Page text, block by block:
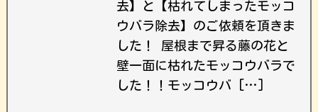
去】と【枯れてしまったモッコ
ウバラ除去】のご依頼を頂きま
した！ 屋根まで昇る藤の花と
壁一面に枯れたモッコウバラで
した！！モッコウバ […]